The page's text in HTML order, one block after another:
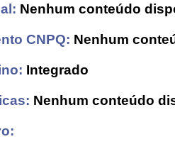
Nenhum conteúdo
CNPQ: Nenhum
Integrado
Nenhum conteúdo